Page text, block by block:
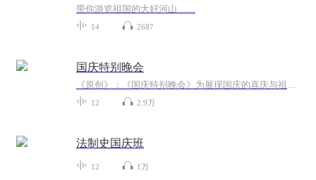
带你游览祖国的大好河山……
14 2687
国庆特别晚会
《原创》：《国庆特别晚会》为展现国庆的喜庆与祖国的深情我将以具体的场景切入从清晨升旗的庄严到街头巷尾的欢庆到历史与当下的交融，用优美的笔触传递对祖国的热爱与自豪！用诗歌和情感美文形式，歌颂祖国的繁荣富强，祝人民幸福安康！
12 2.9万
法制史国庆班
12 1万